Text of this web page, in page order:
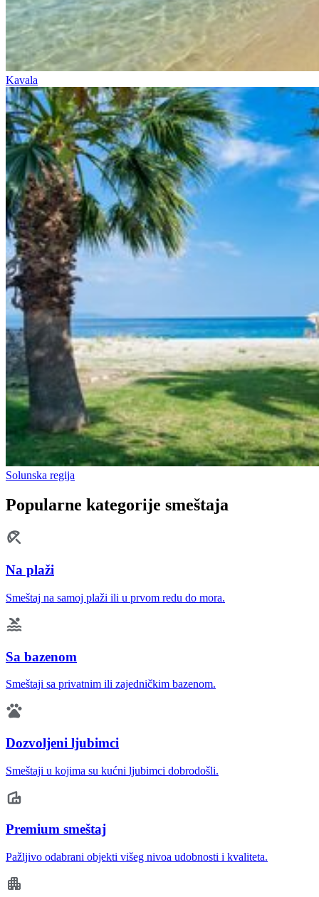
Kavala
Solunska regija
Popularne kategorije smeštaja
Na plaži
Smeštaj na samoj plaži ili u prvom redu do mora.
Sa bazenom
Smeštaji sa privatnim ili zajedničkim bazenom.
Dozvoljeni ljubimci
Smeštaji u kojima su kućni ljubimci dobrodošli.
Premium smeštaj
Pažljivo odabrani objekti višeg nivoa udobnosti i kvaliteta.